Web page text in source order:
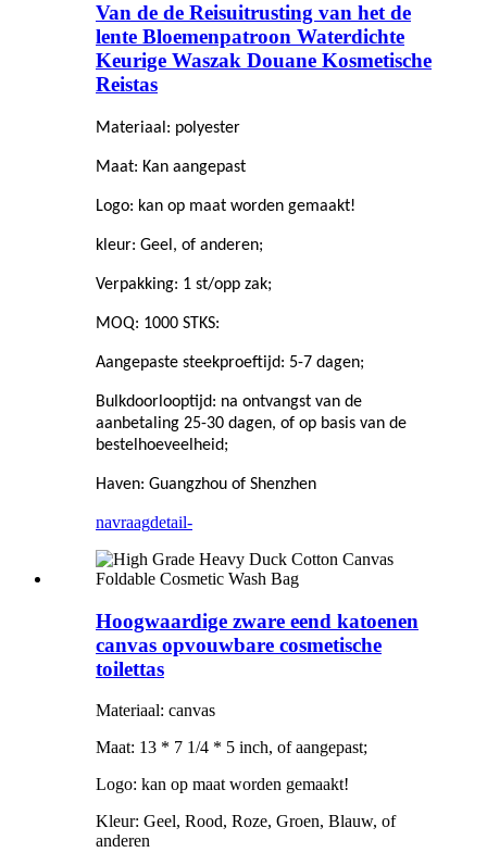
Van de de Reisuitrusting van het de
lente Bloemenpatroon Waterdichte
Keurige Waszak Douane Kosmetische
Reistas
Materiaal: polyester
Maat: Kan aangepast
Logo: kan op maat worden gemaakt!
kleur: Geel, of anderen;
Verpakking: 1 st/opp zak;
MOQ: 1000 STKS:
Aangepaste steekproeftijd: 5-7 dagen;
Bulkdoorlooptijd: na ontvangst van de
aanbetaling 25-30 dagen, of op basis van de
bestelhoeveelheid;
Haven: Guangzhou of Shenzhen
navraagdetail-
Hoogwaardige zware eend katoenen
canvas opvouwbare cosmetische
toilettas
Materiaal: canvas
Maat: 13 * 7 1/4 * 5 inch, of aangepast;
Logo: kan op maat worden gemaakt!
Kleur: Geel, Rood, Roze, Groen, Blauw, of
anderen